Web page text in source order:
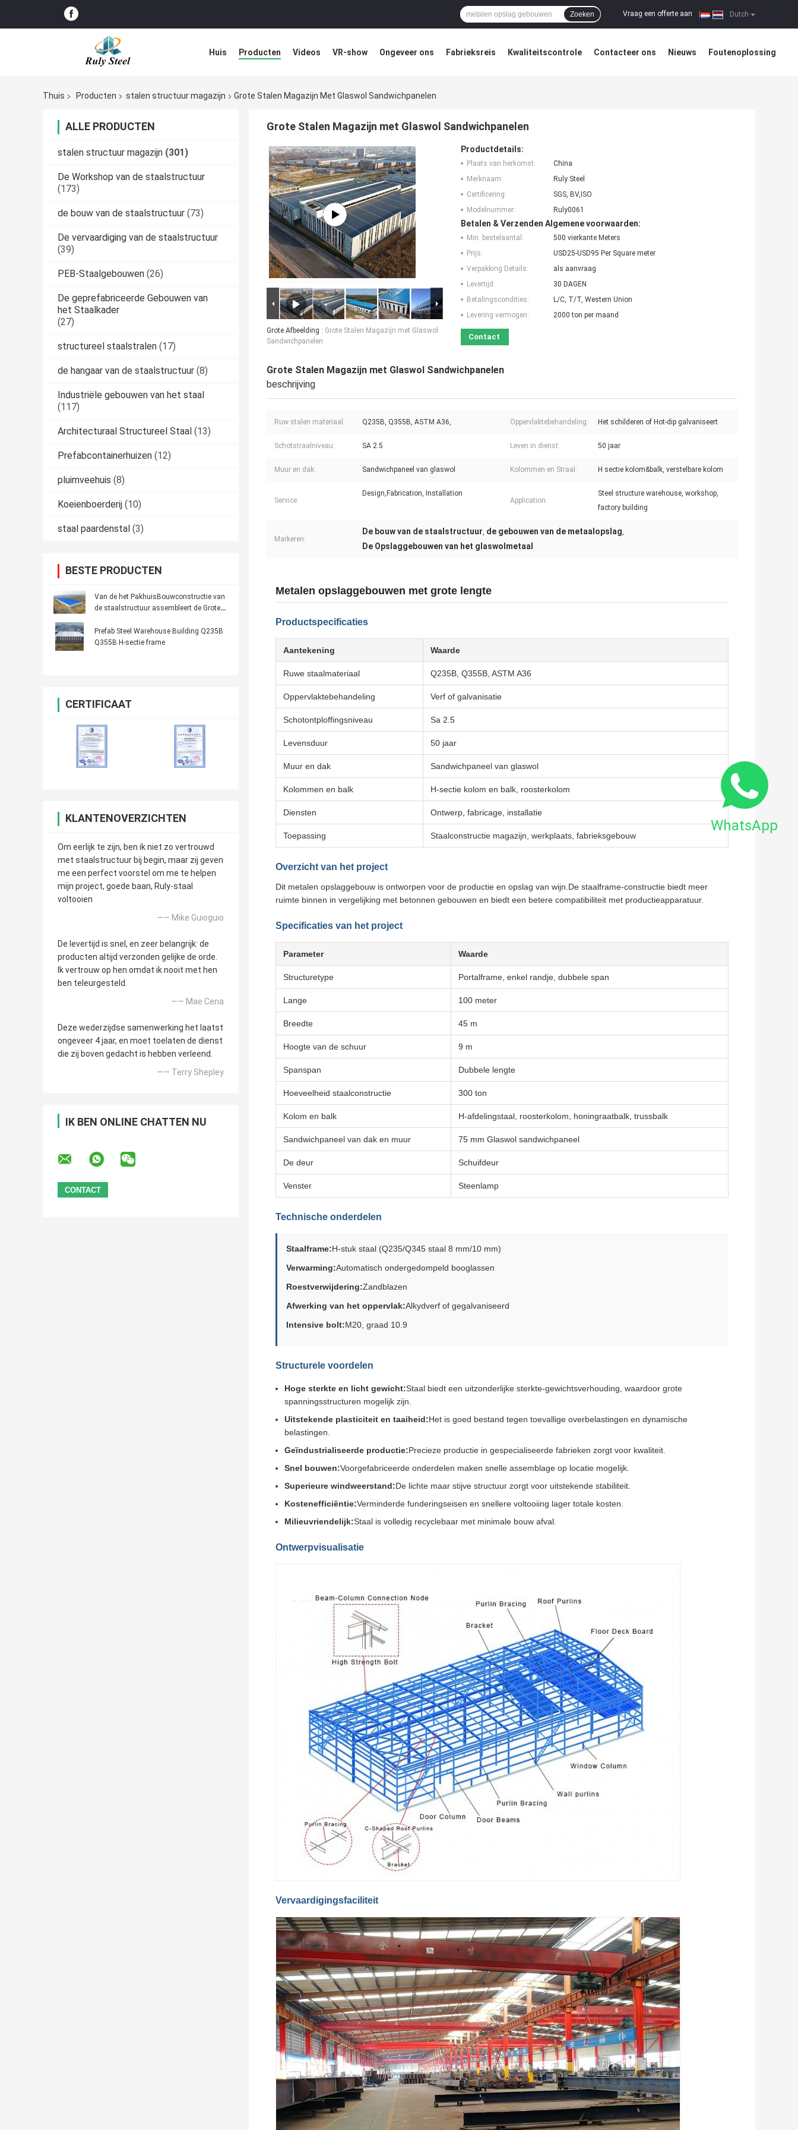
Dutch
Vraag een offerte aan
Zoeken
Huis Producten Videos VR-show Ongeveer ons Fabrieksreis Kwaliteitscontrole Contacteer ons Nieuws Foutenoplossing
Thuis
Producten stalen structuur magazijn Grote Stalen Magazijn Met Glaswol Sandwichpanelen
ALLE PRODUCTEN
stalen structuur magazijn (301)
De Workshop van de staalstructuur
(173)
de bouw van de staalstructuur (73)
De vervaardiging van de staalstructuur
(39)
PEB-Staalgebouwen (26)
De geprefabriceerde Gebouwen van
het Staalkader
(27)
structureel staalstralen (17)
de hangaar van de staalstructuur (8)
Industriële gebouwen van het staal
(117)
Architecturaal Structureel Staal (13)
Prefabcontainerhuizen (12)
pluimveehuis (8)
Koeienboerderij (10)
staal paardenstal (3)
BESTE PRODUCTEN
Van de het PakhuisBouwconstructie van
de staalstructuur assembleert de Grote
Prefab Steel Warehouse Building Q235B
Q355B H-sectie frame
CERTIFICAAT
KLANTENOVERZICHTEN
Om eerlijk te zijn, ben ik niet zo vertrouwd
met staalstructuur bij begin, maar zij geven
me een perfect voorstel om me te helpen
mijn project, goede baan, Ruly-staal
voltooien
—— Mike Guioguio
De levertijd is snel, en zeer belangrijk: de
producten altijd verzonden gelijke de orde.
Ik vertrouw op hen omdat ik nooit met hen
ben teleurgesteld.
—— Mae Cena
Deze wederzijdse samenwerking het laatst
ongeveer 4 jaar, en moet toelaten de dienst
die zij boven gedacht is hebben verleend.
—— Terry Shepley
IK BEN ONLINE CHATTEN NU
Grote Stalen Magazijn met Glaswol Sandwichpanelen
Grote Afbeelding : Grote Stalen Magazijn met Glaswol
Sandwichpanelen
Productdetails:
Plaats van herkomst:
China
Merknaam:
Ruly Steel
Certificering:
SGS, BV,ISO
Modelnummer:
Ruly0061
Betalen & Verzenden Algemene voorwaarden:
Min. bestelaantal:
500 vierkante Meters
Prijs:
USD25-USD95 Per Square meter
Verpakking Details:
als aanvraag
Levertijd:
30 DAGEN
Betalingscondities:
L/C, T/T, Western Union
Levering vermogen:
2000 ton per maand
Contact
Grote Stalen Magazijn met Glaswol Sandwichpanelen
beschrijving
Ruw stalen materiaal: Q235B, Q355B, ASTM A36, Oppervlaktebehandeling: Het schilderen of Hot-dip galvaniseert
Schotstraalniveau: SA 2.5 Leven in dienst: 50 jaar
Muur en dak: Sandwichpaneel van glaswol Kolommen en Straal: H sectie kolom&balk, verstelbare kolom
Service:
Design,Fabrication, Installation
Application:
Steel structure warehouse, workshop,
factory building
Markeren:
De bouw van de staalstructuur, de gebouwen van de metaalopslag,
De Opslaggebouwen van het glaswolmetaal
Metalen opslaggebouwen met grote lengte
Productspecificaties
Aantekening Waarde
Ruwe staalmateriaal Q235B, Q355B, ASTM A36
Oppervlaktebehandeling Verf of galvanisatie
Schotontploffingsniveau Sa 2.5
Levensduur 50 jaar
Muur en dak Sandwichpaneel van glaswol
Kolommen en balk H-sectie kolom en balk, roosterkolom
Diensten Ontwerp, fabricage, installatie
Toepassing Staalconstructie magazijn, werkplaats, fabrieksgebouw
Overzicht van het project
Dit metalen opslaggebouw is ontworpen voor de productie en opslag van wijn.De staalframe-constructie biedt meer
ruimte binnen in vergelijking met betonnen gebouwen en biedt een betere compatibiliteit met productieapparatuur.
Specificaties van het project
Parameter Waarde
Structuretype Portalframe, enkel randje, dubbele span
Lange 100 meter
Breedte 45 m
Hoogte van de schuur 9 m
Spanspan Dubbele lengte
Hoeveelheid staalconstructie 300 ton
Kolom en balk H-afdelingstaal, roosterkolom, honingraatbalk, trussbalk
Sandwichpaneel van dak en muur 75 mm Glaswol sandwichpaneel
De deur Schuifdeur
Venster Steenlamp
Technische onderdelen
Staalframe:H-stuk staal (Q235/Q345 staal 8 mm/10 mm)
Verwarming:Automatisch ondergedompeld booglassen
Roestverwijdering:Zandblazen
Afwerking van het oppervlak:Alkydverf of gegalvaniseerd
Intensive bolt:M20, graad 10.9
Structurele voordelen
Hoge sterkte en licht gewicht:Staal biedt een uitzonderlijke sterkte-gewichtsverhouding, waardoor grote
spanningsstructuren mogelijk zijn.
Uitstekende plasticiteit en taaiheid:Het is goed bestand tegen toevallige overbelastingen en dynamische
belastingen.
Geïndustrialiseerde productie:Precieze productie in gespecialiseerde fabrieken zorgt voor kwaliteit.
Snel bouwen:Voorgefabriceerde onderdelen maken snelle assemblage op locatie mogelijk.
Superieure windweerstand:De lichte maar stijve structuur zorgt voor uitstekende stabiliteit.
Kostenefficiëntie:Verminderde funderingseisen en snellere voltooiing lager totale kosten.
Milieuvriendelijk:Staal is volledig recyclebaar met minimale bouw afval.
Ontwerpvisualisatie
Vervaardigingsfaciliteit
WhatsApp